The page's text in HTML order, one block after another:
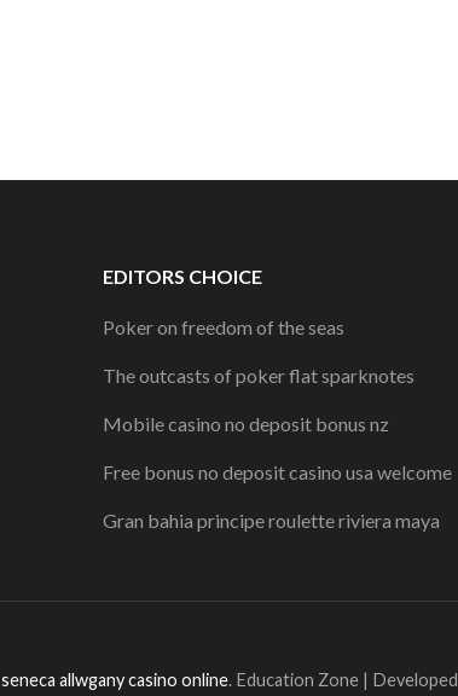
EDITORS CHOICE
Poker on freedom of the seas
The outcasts of poker flat sparknotes
Mobile casino no deposit bonus nz
Free bonus no deposit casino usa welcome
Gran bahia principe roulette riviera maya
seneca allwgany casino online. Education Zone |